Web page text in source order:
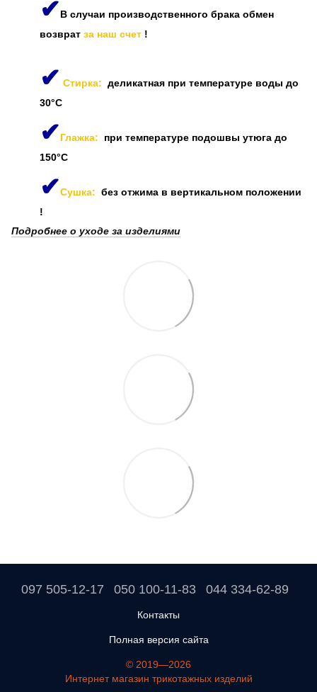
✔В случаи производственного брака обмен
возврат за наш счет !
✔ Стирка: деликатная при температуре воды до
30°C
✔Глажка: при температуре подошвы утюга до
150°C
✔Сушка: без отжима в вертикальном положении
!
Подробнее о уходе за изделиями
097 505-12-17 050 100-11-83 044 334-62-89
Контакты
Полная версия сайта
© 2019—2026
Интернет магазин трикотажных изделий